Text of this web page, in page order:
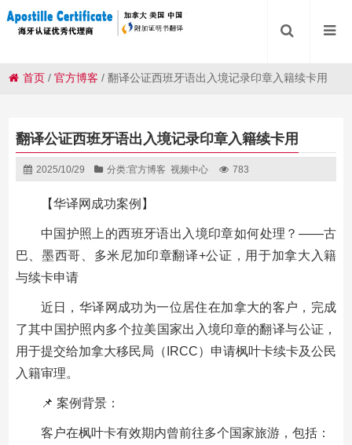
首页 /官方博客 /翻译公证西班牙语出入境记录印章入籍续卡用
翻译公证西班牙语出入境记录印章入籍续卡用
2025/10/29 分类:官方博客 视频中心 783
【华译网成功案例】
中国护照上的西班牙语出入境印章如何处理？——古
巴、墨西哥、多米尼加印章翻译+公证，用于加拿大入籍
与续卡申请
近日，华译网成功为一位居住在加拿大的客户，完成
了其中国护照内多个拉美国家出入境印章的翻译与公证，
用于提交给加拿大移民局（IRCC）申请枫叶卡续卡及公民
入籍审理。
📌 案例背景：
客户在枫叶卡有效期内曾前往多个国家旅游，包括：